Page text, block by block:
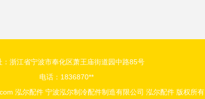
：浙江省宁波市奉化区萧王庙街道园中路85号
电话：1836870**
泓尔配件 宁波泓尔制冷配件制造有限公司 泓尔配件版权所有